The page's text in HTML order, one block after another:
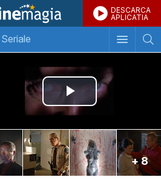
DESCARCA
APLICATIA
Seriale
+ 8